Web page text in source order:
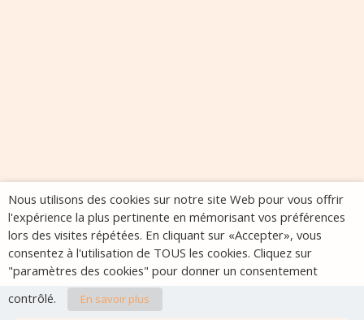
Nous utilisons des cookies sur notre site Web pour vous offrir
l'expérience la plus pertinente en mémorisant vos préférences
lors des visites répétées. En cliquant sur «Accepter», vous
consentez à l'utilisation de TOUS les cookies. Cliquez sur
"paramètres des cookies" pour donner un consentement
contrôlé.
En savoir plus